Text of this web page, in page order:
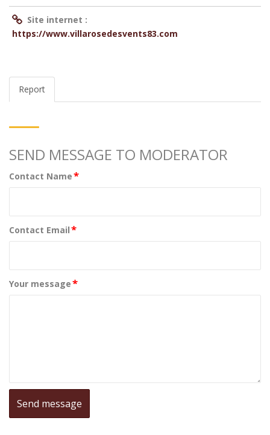
Site internet :
https://www.villarosedesvents83.com
Report
SEND MESSAGE TO MODERATOR
Contact Name*
Contact Email*
Your message*